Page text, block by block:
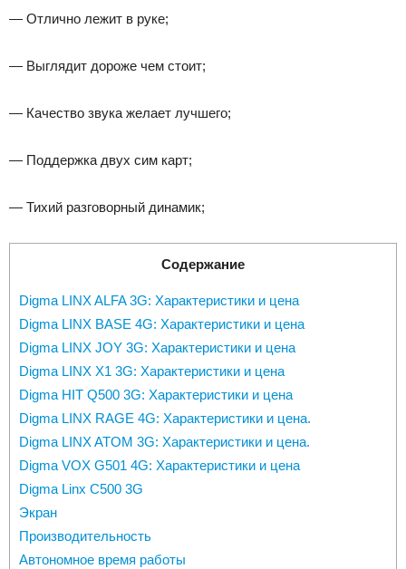
— Отлично лежит в руке;
— Выглядит дороже чем стоит;
— Качество звука желает лучшего;
— Поддержка двух сим карт;
— Тихий разговорный динамик;
Содержание
Digma LINX ALFA 3G: Характеристики и цена
Digma LINX BASE 4G: Характеристики и цена
Digma LINX JOY 3G: Характеристики и цена
Digma LINX X1 3G: Характеристики и цена
Digma HIT Q500 3G: Характеристики и цена
Digma LINX RAGE 4G: Характеристики и цена.
Digma LINX ATOM 3G: Характеристики и цена.
Digma VOX G501 4G: Характеристики и цена
Digma Linx C500 3G
Экран
Производительность
Автономное время работы